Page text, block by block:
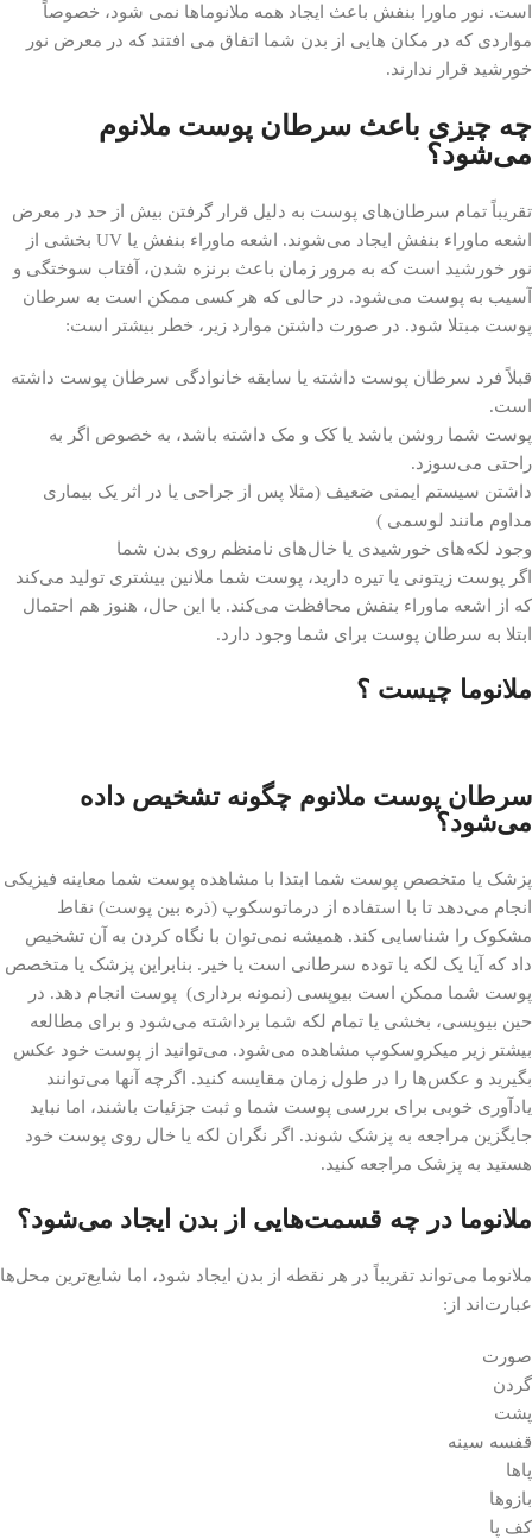
است. نور ماورا بنفش باعث ایجاد همه ملانوماها نمی شود، خصوصاً
مواردی که در مکان هایی از بدن شما اتفاق می افتند که در معرض نور
خورشید قرار ندارند.
چه چیزی باعث سرطان پوست ملانوم
می‌شود؟
تقریباً تمام سرطان‌های پوست به دلیل قرار گرفتن بیش از حد در معرض
اشعه ماوراء بنفش ایجاد می‌شوند. اشعه ماوراء بنفش یا UV بخشی از
نور خورشید است که به مرور زمان باعث برنزه شدن، آفتاب سوختگی و
آسیب به پوست می‌شود. در حالی که هر کسی ممکن است به سرطان
پوست مبتلا شود. در صورت داشتن موارد زیر، خطر بیشتر است:
قبلاً فرد سرطان پوست داشته یا سابقه خانوادگی سرطان پوست داشته
است.
پوست شما روشن باشد یا کک و مک داشته باشد، به خصوص اگر به
‌‌راحتی می‌سوزد.
داشتن سیستم ایمنی ضعیف (مثلا پس از جراحی یا در اثر یک بیماری
مداوم مانند لوسمی )
وجود لکه‌های خورشیدی یا خال‌های نامنظم روی بدن شما
اگر پوست زیتونی یا تیره دارید، پوست شما ملانین بیشتری تولید می‌کند
که از اشعه ماوراء بنفش محافظت می‌کند. با این حال، هنوز هم احتمال
ابتلا به سرطان پوست برای شما وجود دارد.
ملانوما چیست ؟
سرطان پوست ملانوم چگونه تشخیص داده
می‌شود؟
پزشک یا متخصص پوست شما ابتدا با مشاهده پوست شما معاینه فیزیکی
انجام می‌دهد تا با استفاده از درماتوسکوپ (ذره بین پوست) نقاط
مشکوک را شناسایی کند. همیشه نمی‌توان با نگاه کردن به آن تشخیص
داد که آیا یک لکه یا توده سرطانی است یا خیر. بنابراین پزشک یا متخصص
پوست شما ممکن است بیوپسی (نمونه برداری) پوست انجام دهد. در
حین بیوپسی، بخشی یا تمام لکه شما برداشته می‌شود و برای مطالعه
بیشتر زیر میکروسکوپ مشاهده می‌شود. می‌توانید از پوست خود عکس
بگیرید و عکس‌ها را در طول زمان مقایسه کنید. اگرچه آنها می‌توانند
یادآوری خوبی برای بررسی پوست شما و ثبت جزئیات باشند، اما نباید
جایگزین مراجعه به پزشک شوند. اگر نگران لکه یا خال روی پوست خود
هستید به پزشک مراجعه کنید.
ملانوما در چه قسمت‌هایی از بدن ایجاد می‌شود؟
ملانوما می‌تواند تقریباً در هر نقطه از بدن ایجاد شود، اما شایع‌ترین محل‌ها
عبارت‌اند از:
صورت
گردن
پشت
قفسه سینه
پاها
بازوها
کف پا